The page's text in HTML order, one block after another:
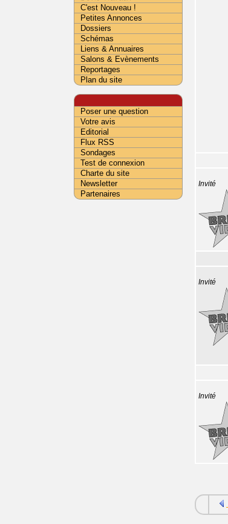
Invité
Invité
Invité
C'est Nouveau !
Petites Annonces
Dossiers
Schémas
Liens & Annuaires
Salons & Evènements
Reportages
Plan du site
Poser une question
Votre avis
Editorial
Flux RSS
Sondages
Test de connexion
Charte du site
Newsletter
Partenaires